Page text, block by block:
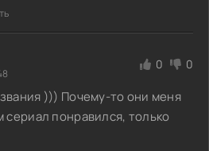
0 0
))) Почему-то они меня
сериал понравился, только